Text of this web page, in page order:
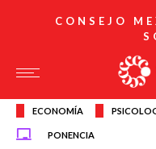
CONSEJO
ECONOMÍA
PONENCIA